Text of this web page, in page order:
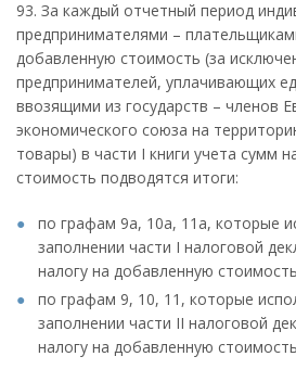
93. За каждый отчетный период
предпринимателями –
добавленную стоимость (за
предпринимателей, уплачивающих
ввозящими из государств – членов
экономического союза на
товары) в части I книги учета сумм
стоимость подводятся итоги:
по графам 9а, 10а, 11а, которые
заполнении части I налоговой
налогу на добавленную
по графам 9, 10, 11, которые
заполнении части II налоговой
налогу на добавленную